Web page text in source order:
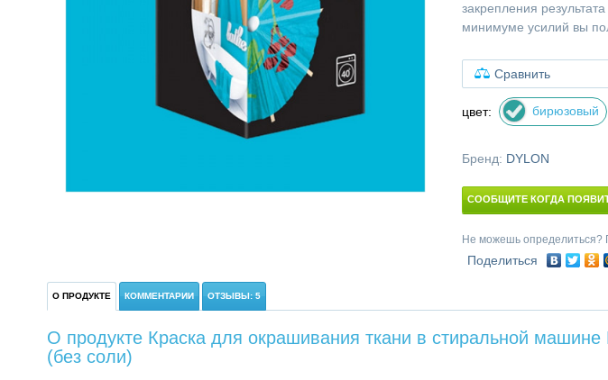
закрепления
минимуме усилий вы
Сравнить
цвет: бирюзовый
Бренд: DYLON
СООБЩИТЕ КОГДА
Не можешь определиться?
Поделиться
О ПРОДУКТЕ КОММЕНТАРИИ ОТЗЫВЫ: 5
О продукте Краска для окрашивания ткани в стиральной
(без соли)